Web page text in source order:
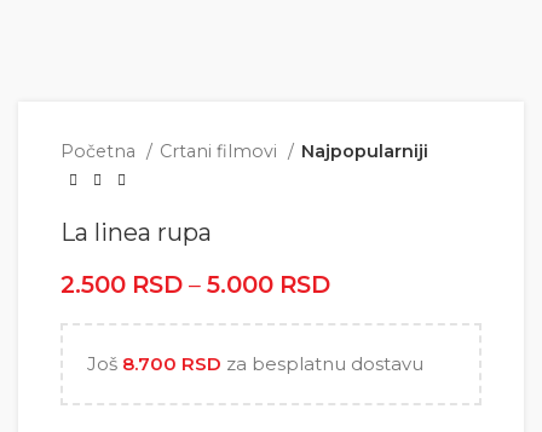
Početna Crtani filmovi Najpopularniji
La linea rupa
2.500 RSD – 5.000 RSD
Još 8.700 RSD za besplatnu dostavu